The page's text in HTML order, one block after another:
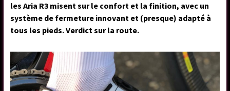
les Aria R3 misent sur le confort et la finition, avec un
système de fermeture innovant et (presque) adapté à
tous les pieds. Verdict sur la route.